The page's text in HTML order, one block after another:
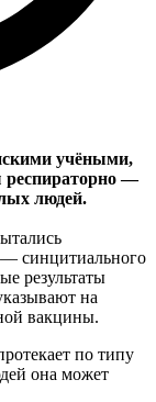
учёными,
респираторно —
людей.
— синцитиального
результаты
на
вакцины.
по типу
она может